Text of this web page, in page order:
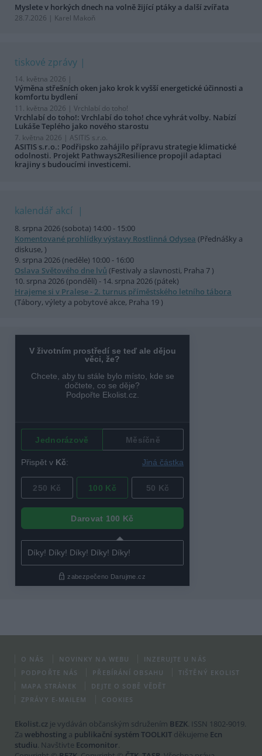
Myslete v horkých dnech na volně žijící ptáky a další zvířata
28.7.2026 | Karel Makoň
tiskové zprávy
14. května 2026 |
Výměna střešních oken jako krok k vyšší energetické účinnosti a
komfortu bydlení
11. května 2026 | Vrchlabí do toho!
Vrchlabí do toho!: Vrchlabí do toho! chce vyhrát volby. Nabízí
Lukáše Teplého jako nového starostu
7. května 2026 | ASITIS s.r.o.
ASITIS s.r.o.: Podřipsko zahájilo přípravu strategie klimatické
odolnosti. Projekt Pathways2Resilience propojil adaptaci
krajiny s budoucími investicemi.
kalendář akcí
8. srpna 2026 (sobota) 14:00 - 15:00
Komentované prohlídky výstavy Rostlinná Odysea (Přednášky a
diskuse, )
9. srpna 2026 (neděle) 10:00 - 16:00
Oslava Světového dne lvů (Festivaly a slavnosti, Praha 7 )
10. srpna 2026 (pondělí) - 14. srpna 2026 (pátek)
Hrajeme si v Pralese - 2. turnus příměstského letního tábora
(Tábory, výlety a pobytové akce, Praha 19 )
O NÁS NOVINKY NA WEBU
INZERUJTE U NÁS
PODPOŘTE NÁS
PŘEBÍRÁNÍ OBSAHU
TIŠTĚNÝ EKOLIST
MAPA STRÁNEK
DEJTE O SOBĚ VĚDĚT
ZPRÁVY E-MAILEM
COOKIES
Ekolist.cz je vydáván občanským sdružením BEZK. ISSN 1802-9019.
Za webhosting a publikační systém TOOLKIT děkujeme Ecn
studiu. Navštivte Ecomonitor.